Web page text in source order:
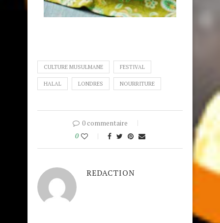
CULTURE MUSULMANE FESTIVAL
HALAL LONDRES NOURRITURE
0 commentaire
0
REDACTION